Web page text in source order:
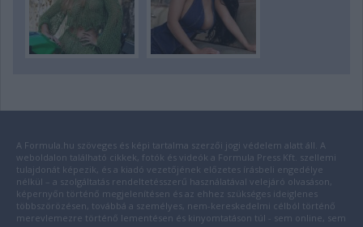
A Formula.hu szöveges és képi tartalma szerzői jogi védelem alatt áll. A
weboldalon található cikkek, fotók és videók a Formula Press Kft. szellemi
tulajdonát képezik, és a kiadó vezetőjének előzetes írásbeli engedélye
nélkül – a szolgáltatás rendeltetésszerű használatával velejáró olvasáson,
képernyőn történő megjelenítésen és az ehhez szükséges ideiglenes
többszörözésen, továbbá a személyes, nem-kereskedelmi célból történő
merevlemezre történő lementésen és kinyomtatáson túl - sem online, sem